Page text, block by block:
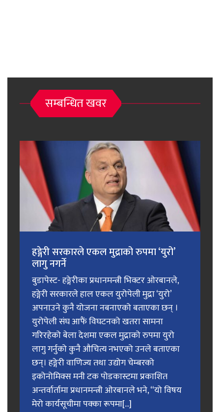
सम्बन्धित खवर
हङ्गेरी सरकारले एकल मुद्राको रुपमा ‘युरो’
लागु नगर्ने
बुडापेस्ट- हङ्गेरीका प्रधानमन्त्री भिक्टर ओरबानले,
हङ्गेरी सरकारले हाल एकल युरोपेली मुद्रा ‘युरो’
अपनाउने कुनै योजना नबनाएको बताएका छन् ।
युरोपेली संघ आफैं विघटनको खतरा सामना
गरिरहेको बेला देशमा एकल मुद्राको रुपमा युरो
लागु गर्नुको कुनै औचित्य नभएको उनले बताएका
छन्। हङ्गेरी वाणिज्य तथा उद्योग चेम्बरको
इकोनोमिक्स मनी टक पोडकास्टमा प्रकाशित
अन्तर्वार्तामा प्रधानमन्त्री ओरबानले भने, “यो विषय
मेरो कार्यसूचीमा पक्का रूपमा[...]